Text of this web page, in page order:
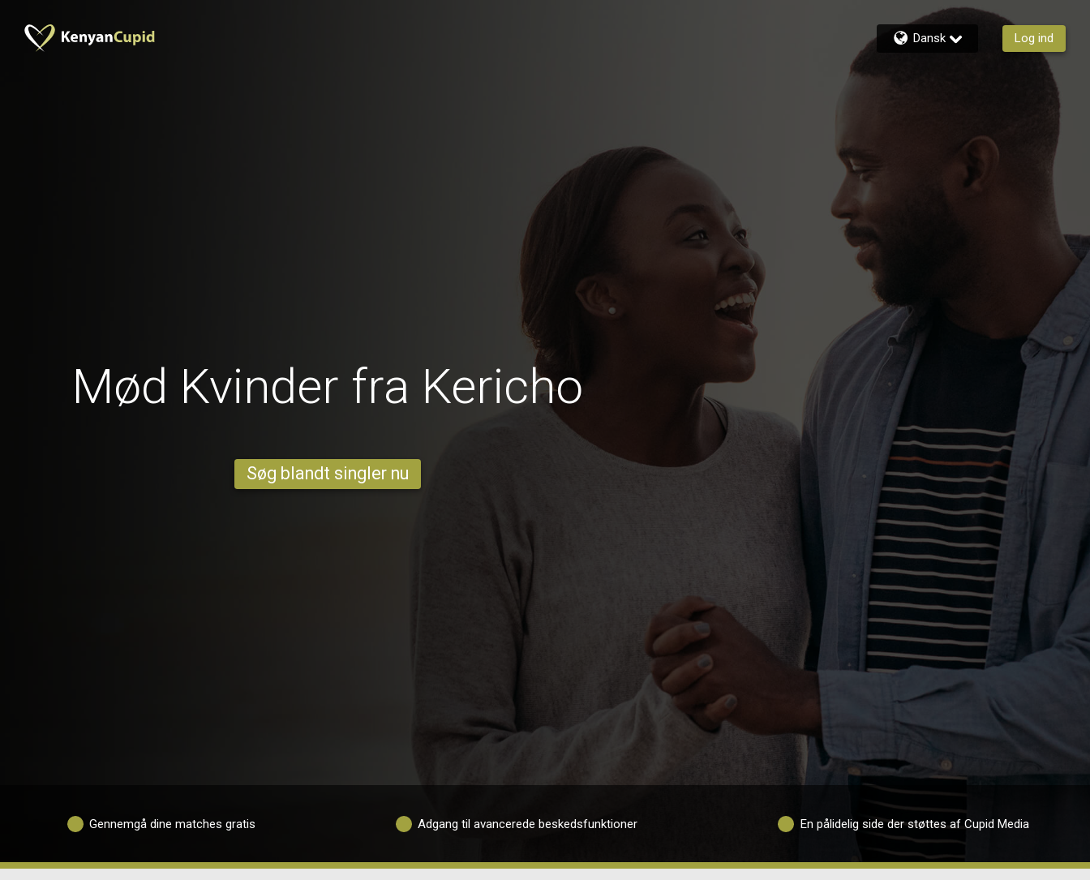
Dansk Log ind
Mød Kvinder fra Kericho
Søg blandt singler nu
Gennemgå dine matches gratis Adgang til avancerede beskedsfunktioner En pålidelig side der støttes af Cupid Media